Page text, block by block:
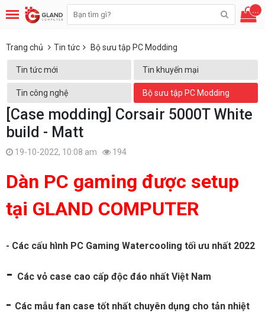
...
Trang chủ Tin tức Bộ sưu tập PC Modding
Tin tức mới Tin khuyến mại
Tin công nghệ Bộ sưu tập PC Modding
[Case modding] Corsair 5000T White
build - Matt
19-10-2022, 10:08 am 194
Dàn PC gaming được setup
tại GLAND COMPUTER
- Các cấu hình PC Gaming Watercooling tối ưu nhất 2022
- Các vỏ case cao cấp độc đáo nhất Việt Nam
- Các mẫu fan case tốt nhất chuyên dụng cho tản nhiệt